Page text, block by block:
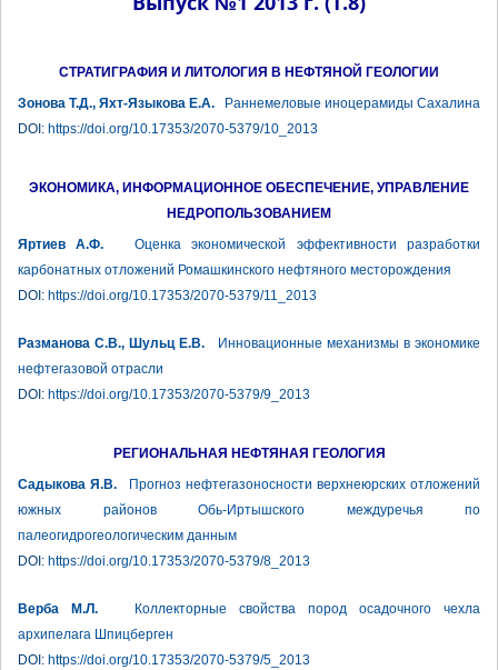
СТРАТИГРАФИЯ И ЛИТОЛОГИЯ В НЕФТЯНОЙ ГЕОЛОГИИ
Зонова Т.Д., Яхт-Языкова Е.А. Раннемеловые иноцерамиды Сахалина
DOI: https://doi.org/10.17353/2070-5379/10_2013
ЭКОНОМИКА, ИНФОРМАЦИОННОЕ ОБЕСПЕЧЕНИЕ, УПРАВЛЕНИЕ
НЕДРОПОЛЬЗОВАНИЕМ
Яртиев А.Ф. Оценка экономической эффективности разработки
карбонатных отложений Ромашкинского нефтяного месторождения
DOI: https://doi.org/10.17353/2070-5379/11_2013
Разманова С.В., Шульц Е.В. Инновационные механизмы в экономике
нефтегазовой отрасли
DOI: https://doi.org/10.17353/2070-5379/9_2013
РЕГИОНАЛЬНАЯ НЕФТЯНАЯ ГЕОЛОГИЯ
Садыкова Я.В.Прогноз нефтегазоносности верхнеюрских отложений
южных районов Обь-Иртышского междуречья по
палеогидрогеологическим данным
DOI: https://doi.org/10.17353/2070-5379/8_2013
Верба М.Л. Коллекторные свойства пород осадочного чехла
архипелага Шпицберген
DOI: https://doi.org/10.17353/2070-5379/5_2013